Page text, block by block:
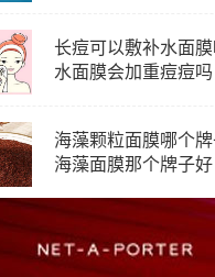
长痘可以敷补水面
水面膜会加重痘痘吗
海藻颗粒面膜哪个
海藻面膜那个牌子好